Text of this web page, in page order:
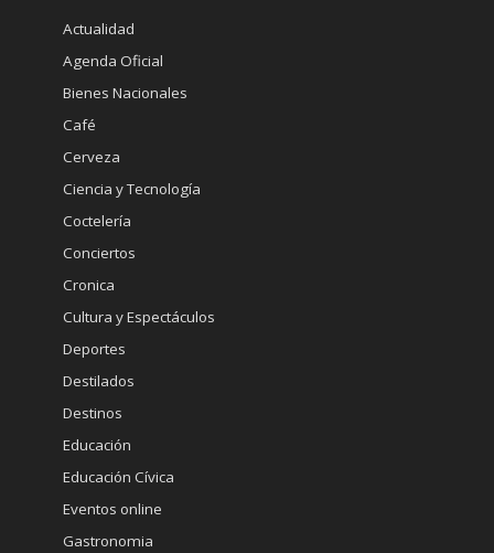
Actualidad
Agenda Oficial
Bienes Nacionales
Café
Cerveza
Ciencia y Tecnología
Coctelería
Conciertos
Cronica
Cultura y Espectáculos
Deportes
Destilados
Destinos
Educación
Educación Cívica
Eventos online
Gastronomia